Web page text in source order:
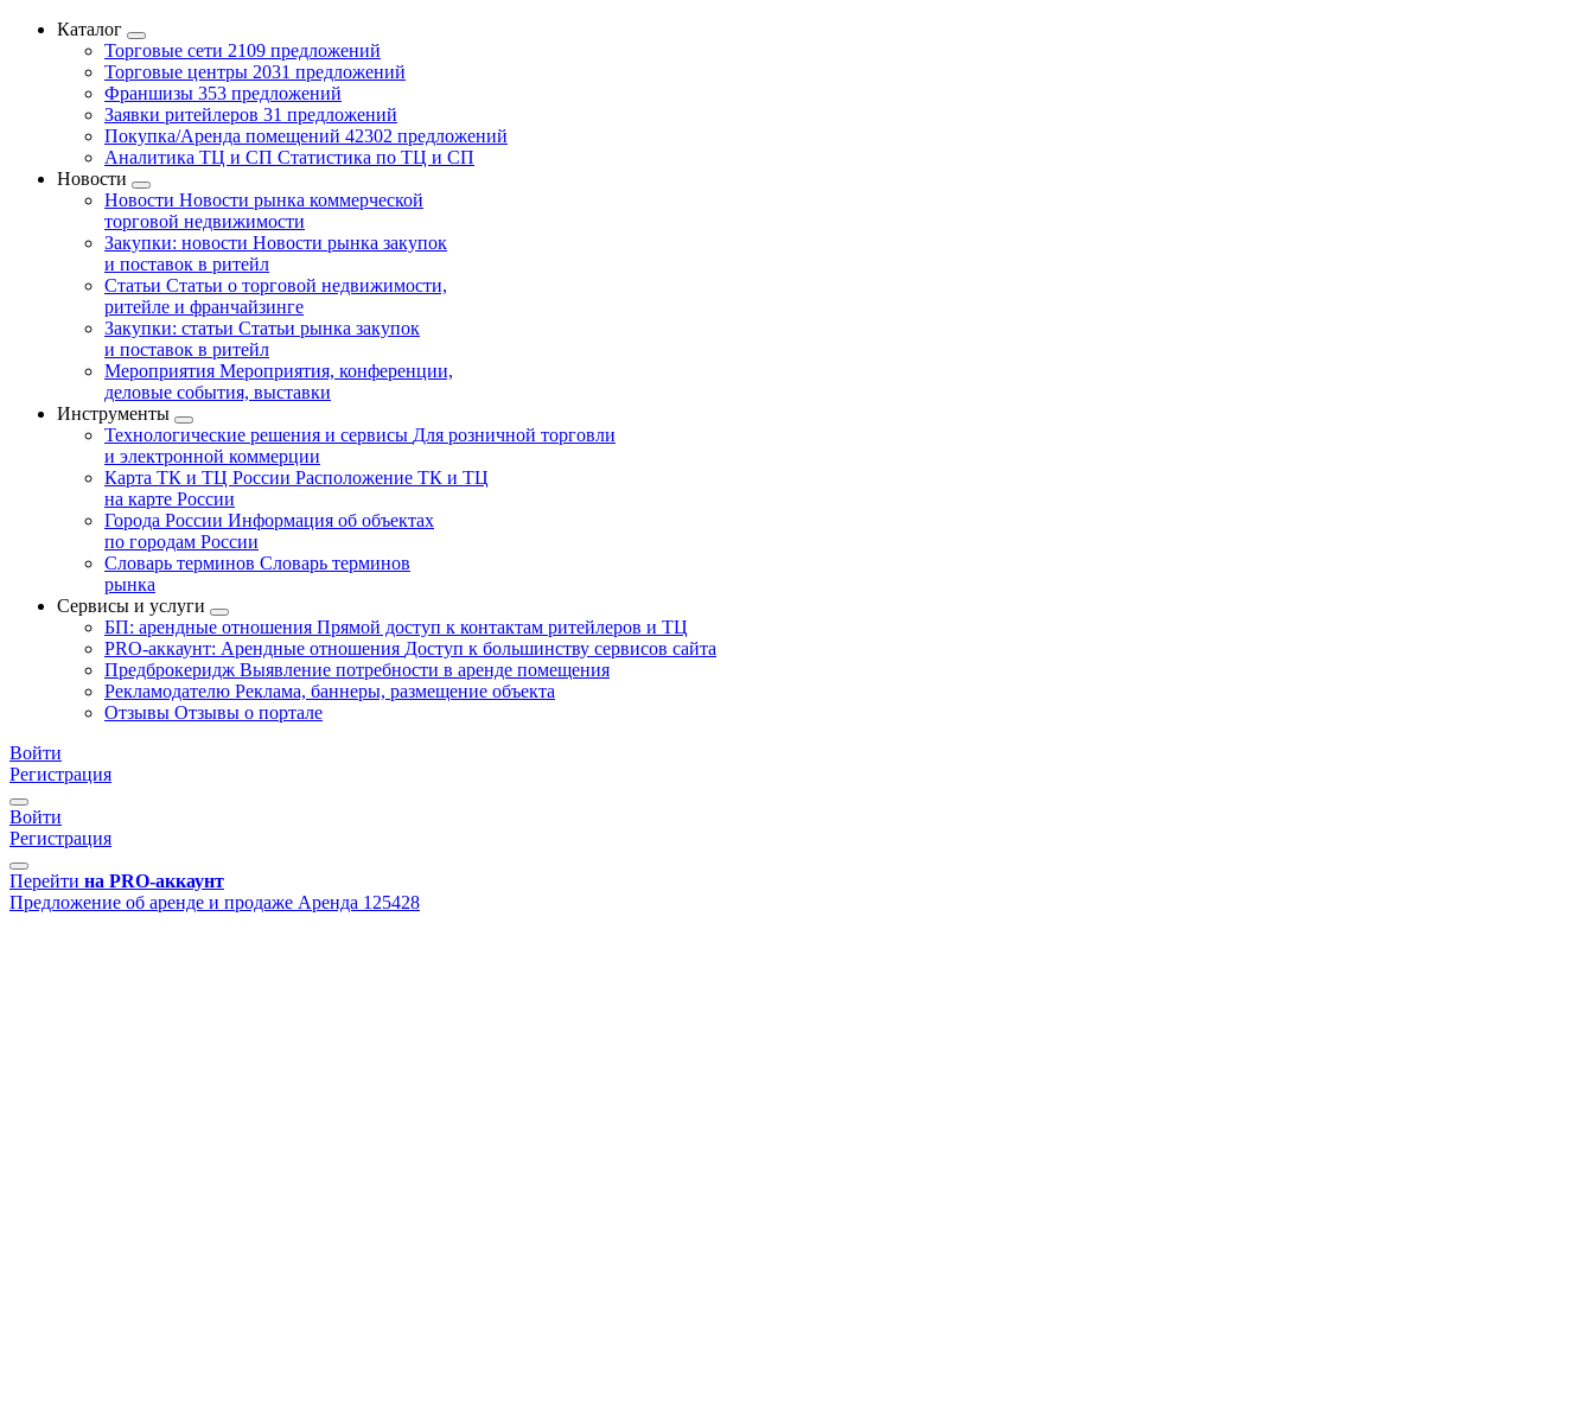
Каталог
Торговые сети 2109 предложений
Торговые центры 2031 предложений
Франшизы 353 предложений
Заявки ритейлеров 31 предложений
Покупка/Аренда помещений 42302 предложений
Аналитика ТЦ и СП Статистика по ТЦ и СП
Новости
Новости Новости рынка коммерческой
торговой недвижимости
Закупки: новости Новости рынка закупок
и поставок в ритейл
Статьи Статьи о торговой недвижимости,
ритейле и франчайзинге
Закупки: статьи Статьи рынка закупок
и поставок в ритейл
Мероприятия Мероприятия, конференции,
деловые события, выставки
Инструменты
Технологические решения и сервисы Для розничной торговли
и электронной коммерции
Карта ТК и ТЦ России Расположение ТК и ТЦ
на карте России
Города России Информация об объектах
по городам России
Словарь терминов Словарь терминов
рынка
Сервисы и услуги
БП: арендные отношения Прямой доступ к контактам ритейлеров и ТЦ
PRO-аккаунт: Арендные отношения Доступ к большинству сервисов сайта
Предброкеридж Выявление потребности в аренде помещения
Рекламодателю Реклама, баннеры, размещение объекта
Отзывы Отзывы о портале
Войти
Регистрация
Войти
Регистрация
Перейти на PRO-аккаунт
Предложение об аренде и продаже Аренда 125428